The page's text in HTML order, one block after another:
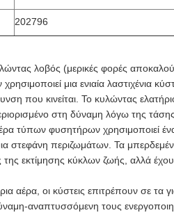
202796
λοβός (μερικές φορές
μια ενιαία λαστιχένια
που κινείται. Το κυλώντας
στη δύναμη λόγω της
τύπων φυσητήρων χρησιμοποιεί
στεφάνη περιζωμάτων. Τα
εκτίμησης κύκλων ζωής, αλλά
αέρα, οι κύστεις επιτρέπουν σε
αναπτυσσόμενη τους